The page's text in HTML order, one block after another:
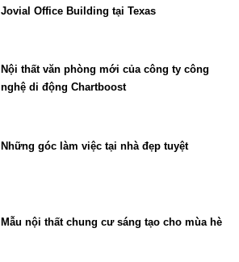
Jovial Office Building tại Texas
Nội thất văn phòng mới của công ty công
nghệ di động Chartboost
Những góc làm việc tại nhà đẹp tuyệt
Mẫu nội thất chung cư sáng tạo cho mùa hè